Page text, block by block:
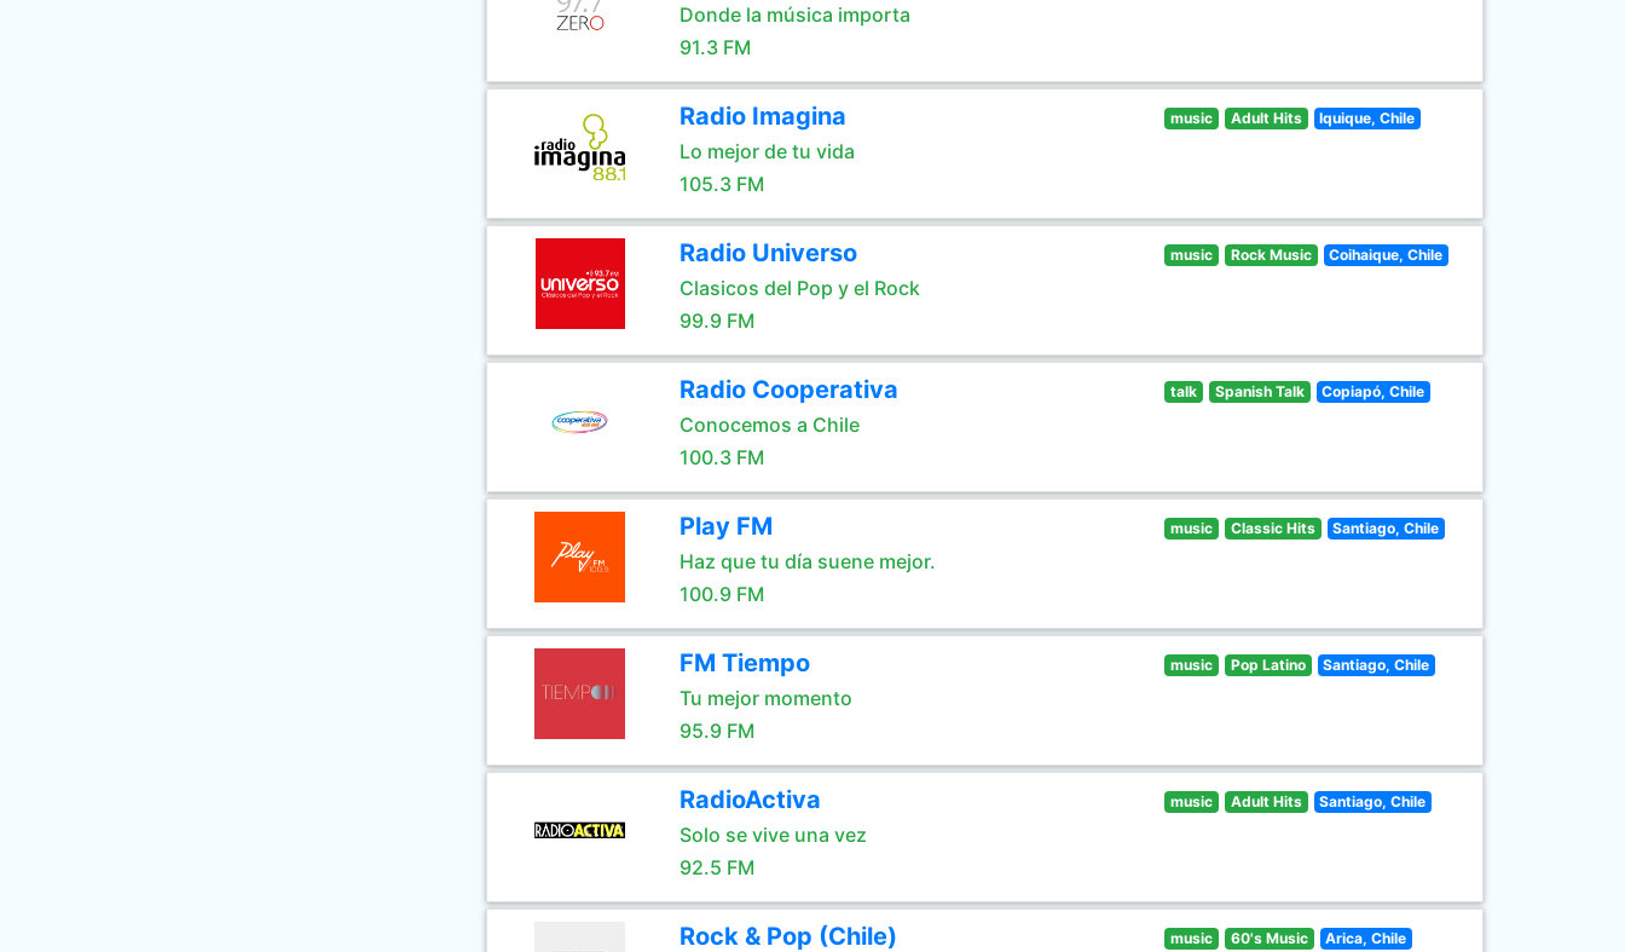
Donde la música importa
91.3 FM
Radio Imagina
Lo mejor de tu vida
105.3 FM
music Adult Hits Iquique, Chile
Radio Universo
Clasicos del Pop y el Rock
99.9 FM
music Rock Music Coihaique, Chile
Radio Cooperativa
Conocemos a Chile
100.3 FM
talk Spanish Talk Copiapó, Chile
Play FM
Haz que tu día suene mejor.
100.9 FM
music Classic Hits Santiago, Chile
FM Tiempo
Tu mejor momento
95.9 FM
music Pop Latino Santiago, Chile
RadioActiva
Solo se vive una vez
92.5 FM
music Adult Hits Santiago, Chile
Rock & Pop (Chile) music 60's Music Arica, Chile